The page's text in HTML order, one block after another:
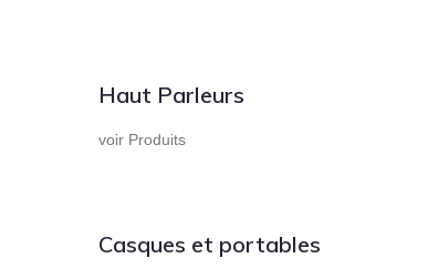
Haut Parleurs
voir Produits
Casques et portables